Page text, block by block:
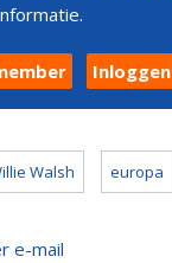
Inloggen
Walsh europa
e-mail